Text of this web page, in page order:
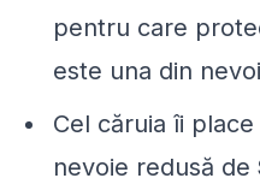
pentru care
este una din
Cel căruia îi
nevoie redusă de